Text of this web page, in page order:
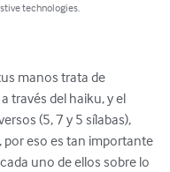
technologies.
manos trata de
través del haiku, y el
(5, 7 y 5 sílabas),
eso es tan importante
uno de ellos sobre lo